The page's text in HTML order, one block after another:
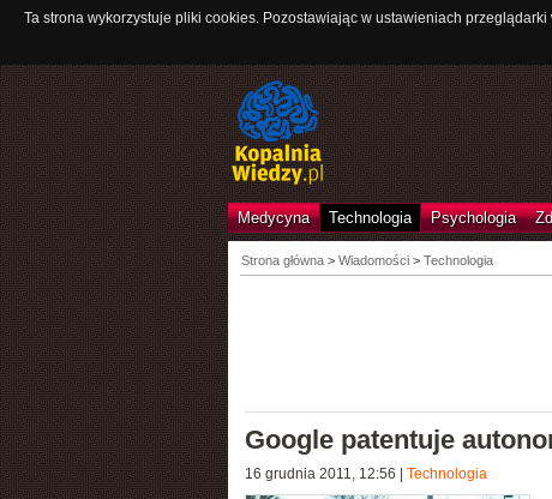
Ta strona wykorzystuje pliki cookies. Pozostawiając w ustawieniach
Medycyna Technologia Psychologia
Strona główna> Wiadomości > Technologia
Google patentuje
16 grudnia 2011, 12:56 Technologia